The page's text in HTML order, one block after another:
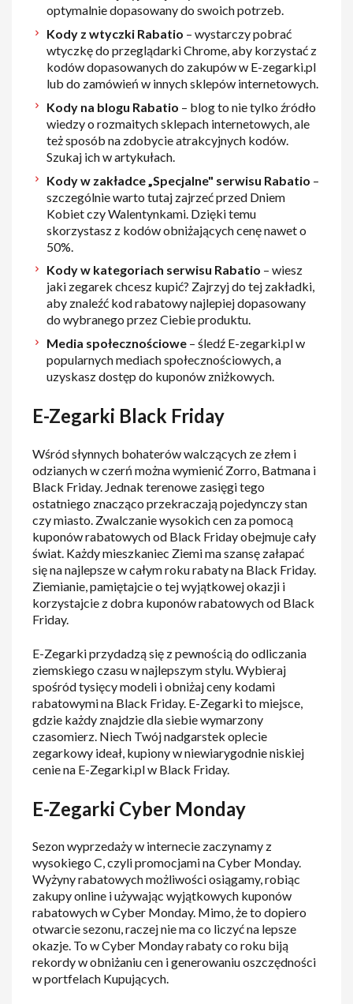
optymalnie dopasowany do swoich potrzeb.
Kody z wtyczki Rabatio – wystarczy pobrać
wtyczkę do przeglądarki Chrome, aby korzystać z
kodów dopasowanych do zakupów w E-zegarki.pl
lub do zamówień w innych sklepów internetowych.
Kody na blogu Rabatio – blog to nie tylko źródło
wiedzy o rozmaitych sklepach internetowych, ale
też sposób na zdobycie atrakcyjnych kodów.
Szukaj ich w artykułach.
Kody w zakładce „Specjalne" serwisu Rabatio –
szczególnie warto tutaj zajrzeć przed Dniem
Kobiet czy Walentynkami. Dzięki temu
skorzystasz z kodów obniżających cenę nawet o
50%.
Kody w kategoriach serwisu Rabatio – wiesz
jaki zegarek chcesz kupić? Zajrzyj do tej zakładki,
aby znaleźć kod rabatowy najlepiej dopasowany
do wybranego przez Ciebie produktu.
Media społecznościowe – śledź E-zegarki.pl w
popularnych mediach społecznościowych, a
uzyskasz dostęp do kuponów zniżkowych.
E-Zegarki Black Friday
Wśród słynnych bohaterów walczących ze złem i
odzianych w czerń można wymienić Zorro, Batmana i
Black Friday. Jednak terenowe zasięgi tego
ostatniego znacząco przekraczają pojedynczy stan
czy miasto. Zwalczanie wysokich cen za pomocą
kuponów rabatowych od Black Friday obejmuje cały
świat. Każdy mieszkaniec Ziemi ma szansę załapać
się na najlepsze w całym roku rabaty na Black Friday.
Ziemianie, pamiętajcie o tej wyjątkowej okazji i
korzystajcie z dobra kuponów rabatowych od Black
Friday.
E-Zegarki przydadzą się z pewnością do odliczania
ziemskiego czasu w najlepszym stylu. Wybieraj
spośród tysięcy modeli i obniżaj ceny kodami
rabatowymi na Black Friday. E-Zegarki to miejsce,
gdzie każdy znajdzie dla siebie wymarzony
czasomierz. Niech Twój nadgarstek oplecie
zegarkowy ideał, kupiony w niewiarygodnie niskiej
cenie na E-Zegarki.pl w Black Friday.
E-Zegarki Cyber Monday
Sezon wyprzedaży w internecie zaczynamy z
wysokiego C, czyli promocjami na Cyber Monday.
Wyżyny rabatowych możliwości osiągamy, robiąc
zakupy online i używając wyjątkowych kuponów
rabatowych w Cyber Monday. Mimo, że to dopiero
otwarcie sezonu, raczej nie ma co liczyć na lepsze
okazje. To w Cyber Monday rabaty co roku biją
rekordy w obniżaniu cen i generowaniu oszczędności
w portfelach Kupujących.